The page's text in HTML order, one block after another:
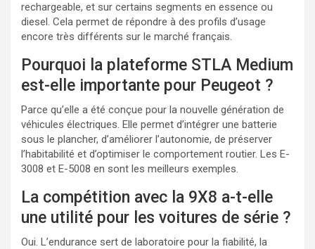
rechargeable, et sur certains segments en essence ou
diesel. Cela permet de répondre à des profils d’usage
encore très différents sur le marché français.
Pourquoi la plateforme STLA Medium
est-elle importante pour Peugeot ?
Parce qu’elle a été conçue pour la nouvelle génération de
véhicules électriques. Elle permet d’intégrer une batterie
sous le plancher, d’améliorer l’autonomie, de préserver
l’habitabilité et d’optimiser le comportement routier. Les E-
3008 et E-5008 en sont les meilleurs exemples.
La compétition avec la 9X8 a-t-elle
une utilité pour les voitures de série ?
Oui. L’endurance sert de laboratoire pour la fiabilité, la